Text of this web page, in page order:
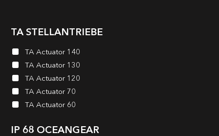
TA STELLANTRIEBE
TA Actuator 140
TA Actuator 130
TA Actuator 120
TA Actuator 70
TA Actuator 60
IP 68 OCEANGEAR